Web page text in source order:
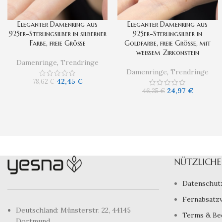
Eleganter Damenring aus
925er-Sterlingsilber in silberner
Farbe, freie Größe
Damenringe,Trendringe
78,62€ 42,45 €
Eleganter Damenring aus
925er-Sterlingsilber in
Goldfarbe, freie Größe, mit
weißem Zirkonstein
Damenringe,Trendringe
46,25€ 24,97 €
Deutschland: Münsterstr. 22, 44145
Terms &